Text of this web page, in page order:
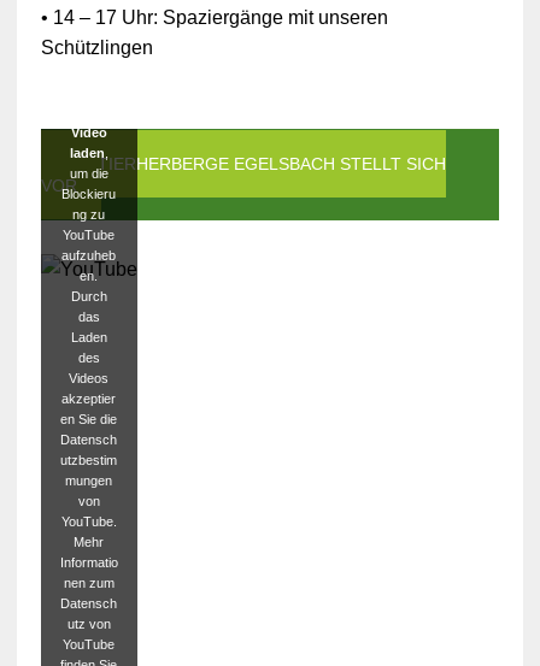
• 14 – 17 Uhr: Spaziergänge mit unseren
Schützlingen
DIE TIERHERBERGE EGELSBACH STELLT SICH
VOR
g zu
blockiert
Video
laden
um die
Blockieru
ng zu
YouTube
aufzuheb
en.
Durch
das
Laden
des
Videos
akzeptier
en Sie die
Datensch
utzbestim
mungen
von
YouTube.
Mehr
Informatio
nen zum
Datensch
utz von
YouTube